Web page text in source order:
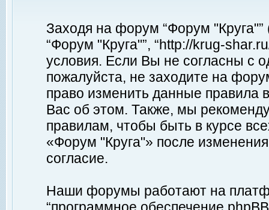
Заходя на форум “Форум
“Форум "Круга"”, “http://krug-
условия. Если Вы не согласны с
пожалуйста, не заходите на
право изменить данные правила
Вас об этом. Также, мы
правилам, чтобы быть в курсе
«Форум "Круга"» после
согласие.
Наши форумы работают на